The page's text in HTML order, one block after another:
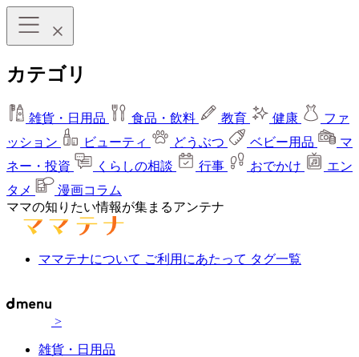
カテゴリ
雑貨・日用品 食品・飲料 教育 健康
ファ
ッション
ビューティ どうぶつ ベビー用品
マ
ネー・投資
くらしの相談 行事 おでかけ
エン
タメ
漫画コラム
ママの知りたい情報が集まるアンテナ
ママテナについて ご利用にあたって タグ一覧
>
雑貨・日用品